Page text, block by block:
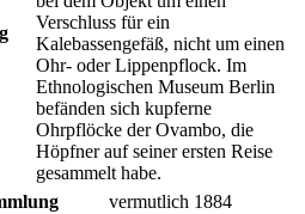
Verschluss für ein
Kalebassengefäß, nicht um einen
Ohr- oder Lippenpflock. Im
Ethnologischen Museum Berlin
befänden sich kupferne
Ohrpflöcke der Ovambo, die
Höpfner auf seiner ersten Reise
gesammelt habe.
vermutlich 1884